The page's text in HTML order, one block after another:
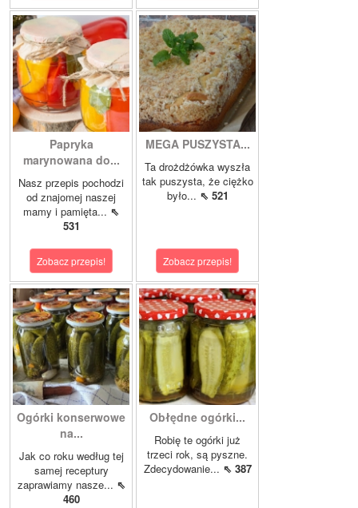
Papryka
marynowana do...
Nasz przepis pochodzi
od znajomej naszej
mamy i pamięta... ⇖
531
Zobacz przepis!
MEGA PUSZYSTA...
Ta drożdżówka wyszła
tak puszysta, że ciężko
było... ⇖ 521
Zobacz przepis!
Ogórki konserwowe
na...
Jak co roku według tej
samej receptury
zaprawiamy nasze... ⇖
460
Obłędne ogórki...
Robię te ogórki już
trzeci rok, są pyszne.
Zdecydowanie... ⇖ 387